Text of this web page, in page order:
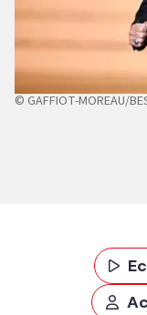
© GAFFIOT-MOREAU/